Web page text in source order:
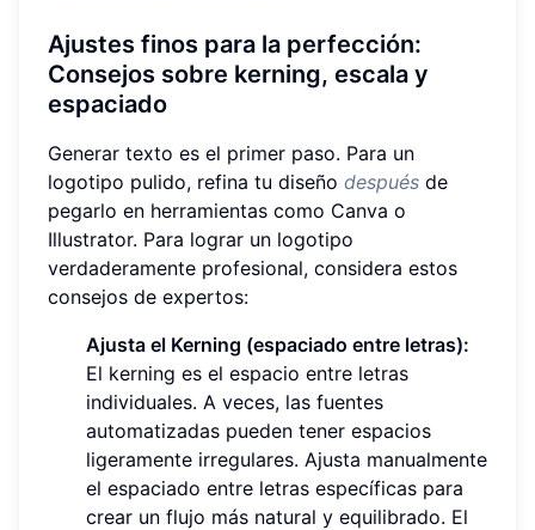
Ajustes finos para la perfección:
Consejos sobre kerning, escala y
espaciado
Generar texto es el primer paso. Para un
logotipo pulido, refina tu diseño después de
pegarlo en herramientas como Canva o
Illustrator. Para lograr un logotipo
verdaderamente profesional, considera estos
consejos de expertos:
Ajusta el Kerning (espaciado entre letras):
El kerning es el espacio entre letras
individuales. A veces, las fuentes
automatizadas pueden tener espacios
ligeramente irregulares. Ajusta manualmente
el espaciado entre letras específicas para
crear un flujo más natural y equilibrado. El